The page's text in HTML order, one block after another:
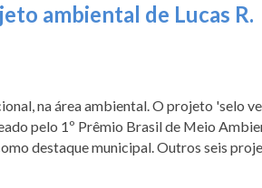
ambiental de Lucas R.
na área ambiental. O projeto 'selo
pelo 1º Prêmio Brasil de Meio
destaque municipal. Outros seis